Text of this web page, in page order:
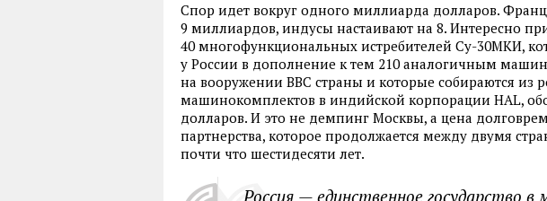
Спор идет вокруг одного миллиарда долларов.
9 миллиардов, индусы настаивают на 8. Интересно
40 многофункциональных истребителей Су-30МКИ,
у России в дополнение к тем 210 аналогичным
на вооружении ВВС страны и которые собираются из
машинокомплектов в индийской корпорации HAL,
долларов. И это не демпинг Москвы, а цена
партнерства, которое продолжается между двумя
почти что шестидесяти лет.
Россия — единственное государство